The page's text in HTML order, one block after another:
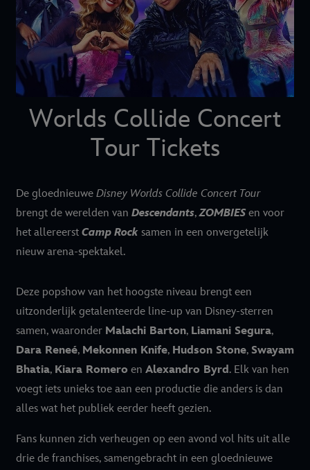
Worlds Collide Concert
Tour Tickets
De gloednieuwe Disney Worlds Collide Concert Tour
brengt de werelden van Descendants,ZOMBIES en voor
het allereerst Camp Rock samen in een onvergetelijk
nieuw arena-spektakel.
Deze popshow van het hoogste niveau brengt een
uitzonderlijk getalenteerde line-up van Disney-sterren
samen, waaronder Malachi Barton, Liamani Segura,
Dara Reneé, Mekonnen Knife, Hudson Stone, Swayam
Bhatia, Kiara Romero en Alexandro Byrd . Elk van hen
voegt iets unieks toe aan een productie die anders is dan
alles wat het publiek eerder heeft gezien.
Fans kunnen zich verheugen op een avond vol hits uit alle
drie de franchises, samengebracht in een gloednieuwe